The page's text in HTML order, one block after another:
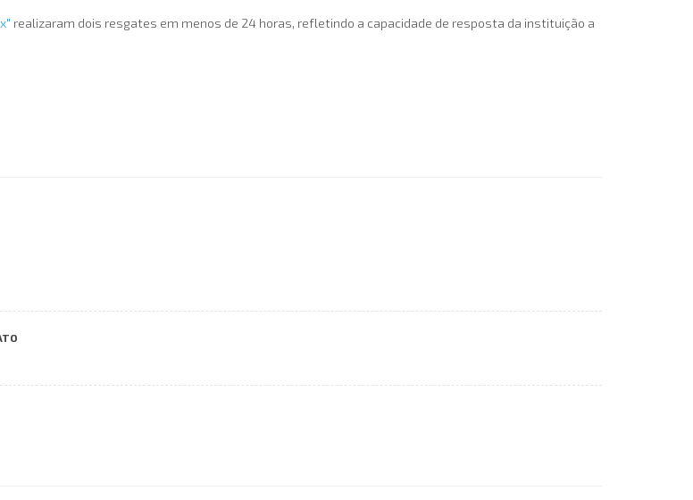
realizaram dois resgates em menos de 24 horas, refletindo a capacidade de resposta da instituição a